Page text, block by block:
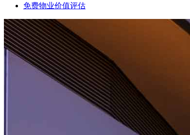
免费物业价值评估